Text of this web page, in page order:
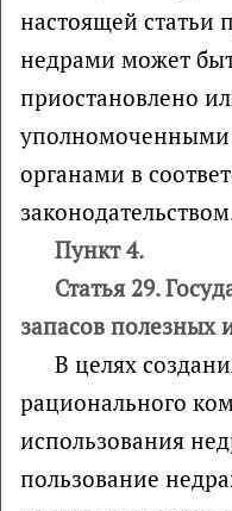
настоящей статьи
недрами может
приостановлено
уполномоченными
органами в
Пункт 4.
Статья 29.
запасов полезных
В целях
рационального
использования
пользование